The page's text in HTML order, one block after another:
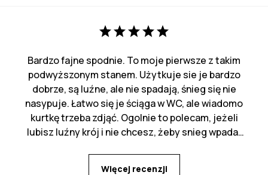
Bardzo fajne spodnie. To moje pierwsze z takim
podwyższonym stanem. Użytkuje sie je bardzo
dobrze, są luźne, ale nie spadają, śnieg się nie
nasypuje. Łatwo się je ściąga w WC, ale wiadomo
kurtkę trzeba zdjąć. Ogolnie to polecam, jeżeli
lubisz luźny krój i nie chcesz, żeby snieg wpadał
Więcej recenzji